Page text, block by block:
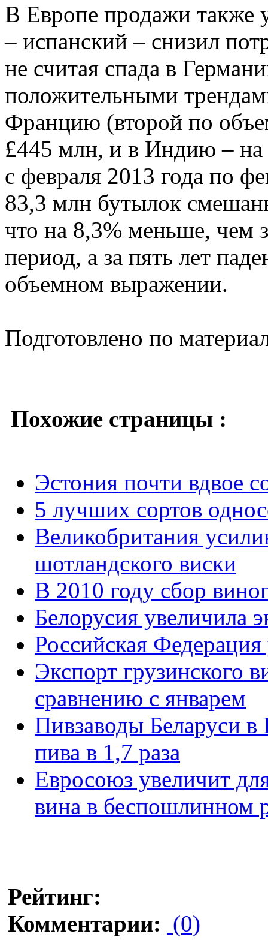
В Европе продажи также
– испанский – снизил
не считая спада в
положительными
Францию (второй по
£445 млн, и в Индию – на
с февраля 2013 года по
83,3 млн бутылок
что на 8,3% меньше, чем
период, а за пять лет
объемном выражении.
Подготовлено по
Похожие страницы :
Эстония почти вдвое
5 лучших сортов
Великобритания
шотландского виски
В 2010 году сбор
Белорусия увеличила
Российская
Экспорт грузинского
сравнению с январем
Пивзаводы Беларуси в
пива в 1,7 раза
Евросоюз увеличит
вина в беспошлинном
Рейтинг:
Комментарии: (0)